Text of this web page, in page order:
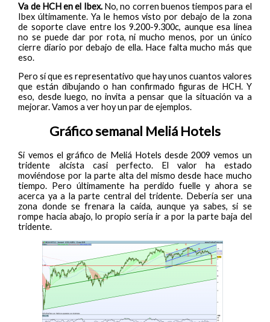
Va de HCH en el Ibex.No, no corren buenos tiempos para el
Ibex últimamente. Ya le hemos visto por debajo de la zona
de soporte clave entre los 9.200-9.300c, aunque esa línea
no se puede dar por rota, ni mucho menos, por un único
cierre diario por debajo de ella. Hace falta mucho más que
eso.
Pero sí que es representativo que hay unos cuantos valores
que están dibujando o han confirmado figuras de HCH. Y
eso, desde luego, no invita a pensar que la situación va a
mejorar. Vamos a ver hoy un par de ejemplos.
Gráfico semanal Meliá Hotels
Si vemos el gráfico de Meliá Hotels desde 2009 vemos un
tridente alcista casi perfecto. El valor ha estado
moviéndose por la parte alta del mismo desde hace mucho
tiempo. Pero últimamente ha perdido fuelle y ahora se
acerca ya a la parte central del tridente. Debería ser una
zona donde se frenara la caída, aunque ya sabes, si se
rompe hacia abajo, lo propio sería ir a por la parte baja del
tridente.